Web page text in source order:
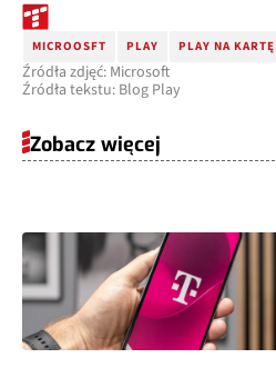
MICROOSFT PLAY PLAY NA KARTĘ
Źródła zdjęć: Microsoft
Źródła tekstu: Blog Play
Zobacz więcej